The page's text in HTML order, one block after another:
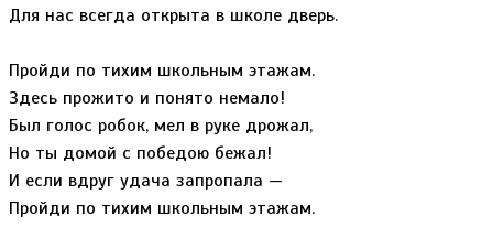
Для нас всегда открыта в школе дверь.
Пройди по тихим школьным этажам.
Здесь прожито и понято немало!
Был голос робок, мел в руке дрожал,
Но ты домой с победою бежал!
И если вдруг удача запропала —
Пройди по тихим школьным этажам.